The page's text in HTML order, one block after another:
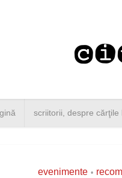
scriitorii, despre cărţile
evenimente •